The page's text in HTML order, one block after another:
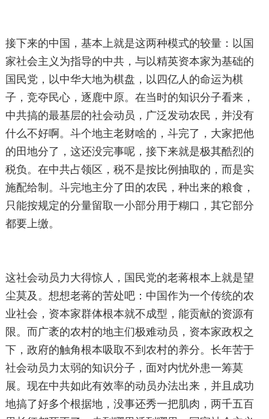
接下来的中国，基本上就是这两种模式的较量：以国
家社会主义为指导的中共，与以精英资本家为基础的
国民党，以中华大地为棋盘，以四亿人的命运为棋
子，竞夺民心，逐鹿中原。在当时的知识分子看来，
中共搞的最基层的社会动员，广泛发动农民，并没有
什么不好啊。斗个地主老财啥的，斗完了，大家把他
的田地分了，这还没完事呢，接下来就是极其酷烈的
税负。在中共占领区，税不是按比例抽取的，而是实
施配给制。斗完地主分了田的农民，种出来的粮食，
只能按规定的分量留取一小部分用于糊口，其它部分
都要上缴。
这社会动员力大得惊人，国民党的老蒋根本上就是望
尘莫及。想想老蒋的苦处吧：中国作为一个传统的农
业社会，资本家群体根本就不成型，能贡献的资源有
限。而广袤的农村的地主们极难动员，资本家政权之
下，政府的触角根本吸取不到农村的养分。长年苦于
社会动员力太弱的知识分子，面对内忧外患一筹莫
展。现在中共如此有效率的动员办法出来，并且成功
地搞了好多个根据地，没事还秀一把肌肉，两千五百